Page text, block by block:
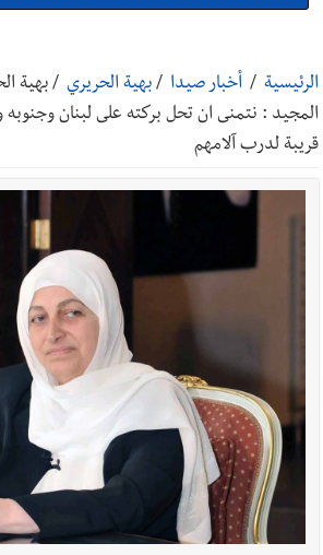
أخبار صيدا
النائب اسامه سعد تناول في
كان قدمه بعنوان قيم العدالة في تجريم
يحتاج الى مسارات وطنية مستقلة عن المحاور
إنارة المنارة وسلالم
مرجان في زيرة صيدا
بالصور : حدائق ثانوية السفير
بتخرّج أطفال الروضة الثالثة
أخبار لبنان بالصور: الجيش اللبناني تفكيك
غير منفجرة من مخلفات العدوان الإسرائيلي
أخبار لبنان الجيش اللبناني : تفجير ذخائر
الرئيسية / أخبار صيدا / بهية الحريري / بهية
المجيد : نتمنى ان تحل بركته على لبنان وجنوبه
قريبة لدرب آلامهم